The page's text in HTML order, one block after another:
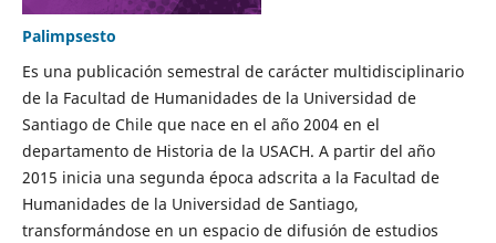
Palimpsesto
Es una publicación semestral de carácter multidisciplinario
de la Facultad de Humanidades de la Universidad de
Santiago de Chile que nace en el año 2004 en el
departamento de Historia de la USACH. A partir del año
2015 inicia una segunda época adscrita a la Facultad de
Humanidades de la Universidad de Santiago,
transformándose en un espacio de difusión de estudios